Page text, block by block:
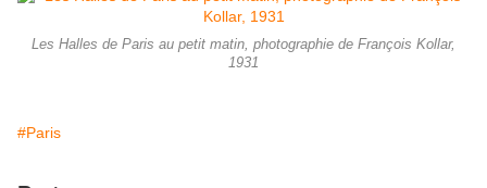
Les Halles de Paris au petit matin, photographie de François Kollar,
1931
#Paris